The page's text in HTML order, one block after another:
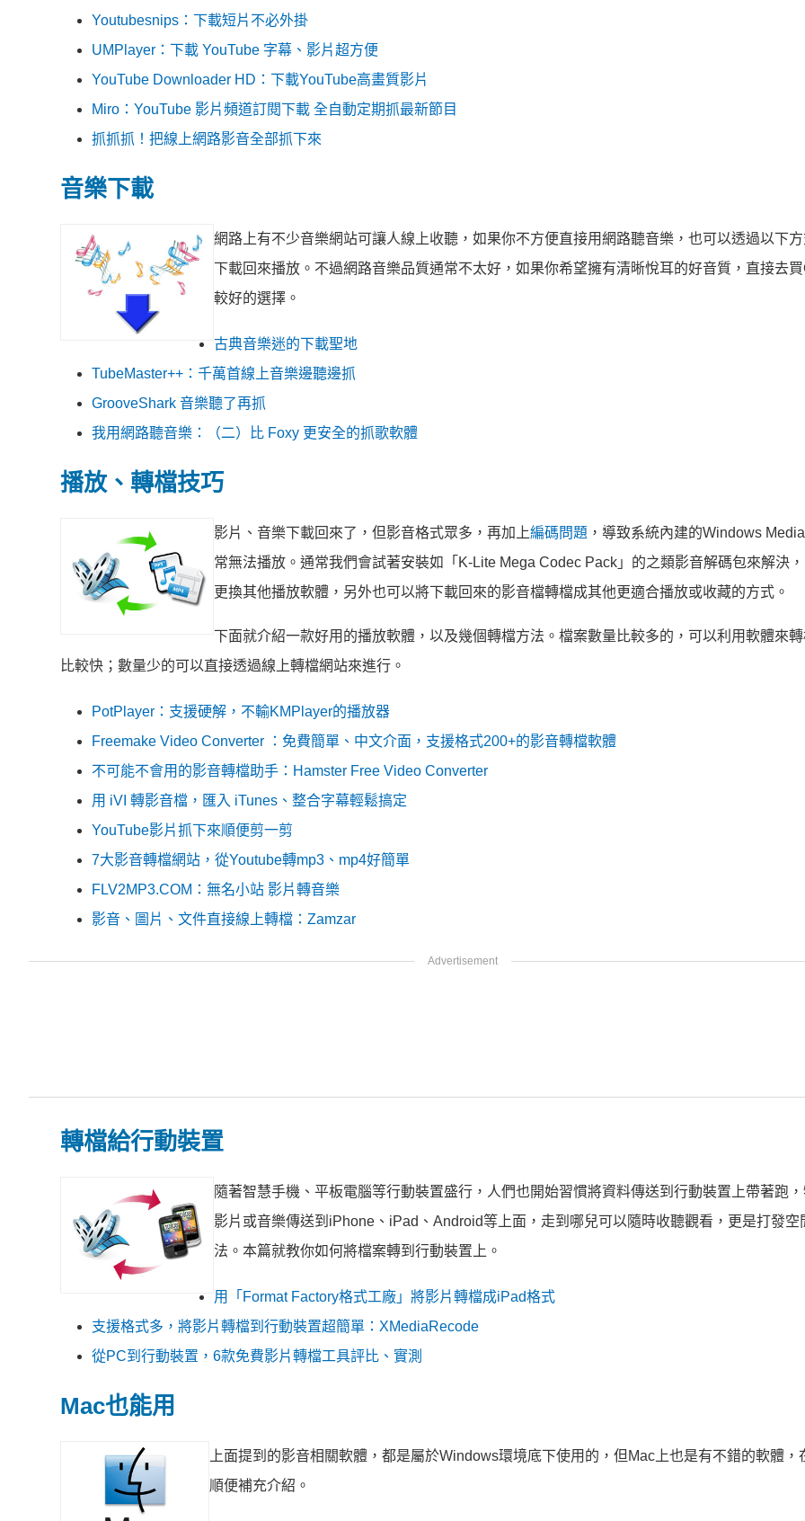
Youtubesnips：下載短片不必外掛
UMPlayer：下載 YouTube 字幕、影片超方便
YouTube Downloader HD：下載YouTube高畫質影片
Miro：YouTube 影片頻道訂閱下載 全自動定期抓最新節目
抓抓抓！把線上網路影音全部抓下來
音樂下載
網路上有不少音樂網站可讓人線上收聽，如果你不方便直接用網路聽音樂，也可以透過以下
下載回來播放。不過網路音樂品質通常不太好，如果你希望擁有清晰悅耳的好音質，直接去
較好的選擇。
古典音樂迷的下載聖地
TubeMaster++：千萬首線上音樂邊聽邊抓
GrooveShark 音樂聽了再抓
我用網路聽音樂：（二）比 Foxy 更安全的抓歌軟體
播放、轉檔技巧
影片、音樂下載回來了，但影音格式眾多，再加上編碼問題 ，導致系統內建的Windows
常無法播放。通常我們會試著安裝如「K-Lite Mega Codec Pack」的之類影音解碼包來解決
更換其他播放軟體，另外也可以將下載回來的影音檔轉檔成其他更適合播放或收藏的方式。
下面就介紹一款好用的播放軟體，以及幾個轉檔方法。檔案數量比較多的，可以利用軟體來
比較快；數量少的可以直接透過線上轉檔網站來進行。
PotPlayer：支援硬解，不輸KMPlayer的播放器
Freemake Video Converter ：免費簡單、中文介面，支援格式200+的影音轉檔軟體
不可能不會用的影音轉檔助手：Hamster Free Video Converter
用 iVI 轉影音檔，匯入 iTunes、整合字幕輕鬆搞定
YouTube影片抓下來順便剪一剪
7大影音轉檔網站，從Youtube轉mp3、mp4好簡單
FLV2MP3.COM：無名小站 影片轉音樂
影音、圖片、文件直接線上轉檔：Zamzar
轉檔給行動裝置
隨著智慧手機、平板電腦等行動裝置盛行，人們也開始習慣將資料傳送到行動裝置上帶著跑
影片或音樂傳送到iPhone、iPad、Android等上面，走到哪兒可以隨時收聽觀看，更是打發空
法。本篇就教你如何將檔案轉到行動裝置上。
用「Format Factory格式工廠」將影片轉檔成iPad格式
支援格式多，將影片轉檔到行動裝置超簡單：XMediaRecode
從PC到行動裝置，6款免費影片轉檔工具評比、實測
Mac也能用
上面提到的影音相關軟體，都是屬於Windows環境底下使用的，但Mac上也是有不錯的軟體，
順便補充介紹。